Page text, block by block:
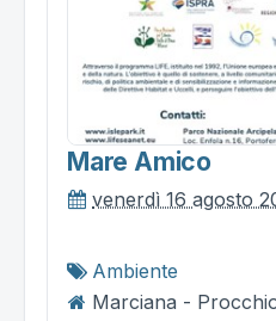
Mare Amico
venerdì 16 agosto
Ambiente
Marciana -